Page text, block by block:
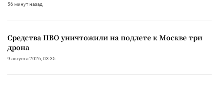
56 минут назад
Средства ПВО уничтожили на подлете к Москве три
дрона
9 августа 2026, 03:35